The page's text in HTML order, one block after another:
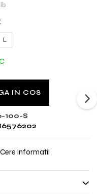
:
L
IN COS
100-S
informatii